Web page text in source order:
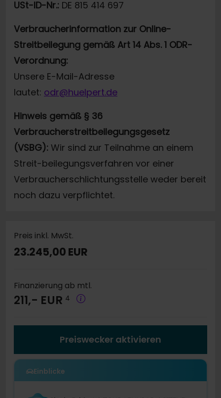
USt-ID-Nr.: DE 815 414 697
Verbraucherinformation zur Online-
Streitbeilegung gemäß Art 14 Abs. 1 ODR-
Verordnung:
Unsere E-Mail-Adresse
lautet: odr@huelpert.de
Hinweis gemäß § 36
Verbraucherstreitbeilegungsgesetz
(VSBG): Wir sind zur Teilnahme an einem
Streit-beilegungsverfahren vor einer
Verbraucherschlichtungsstelle weder bereit
noch dazu verpflichtet.
Preis inkl. MwSt.
23.245,00 EUR
Finanzierung ab mtl.
211,- EUR 4
Preiswecker aktivieren
Einblicke